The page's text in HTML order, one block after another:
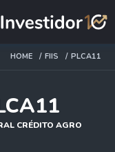
HOME FIIS PLCA11
CRÉDITO AGRO